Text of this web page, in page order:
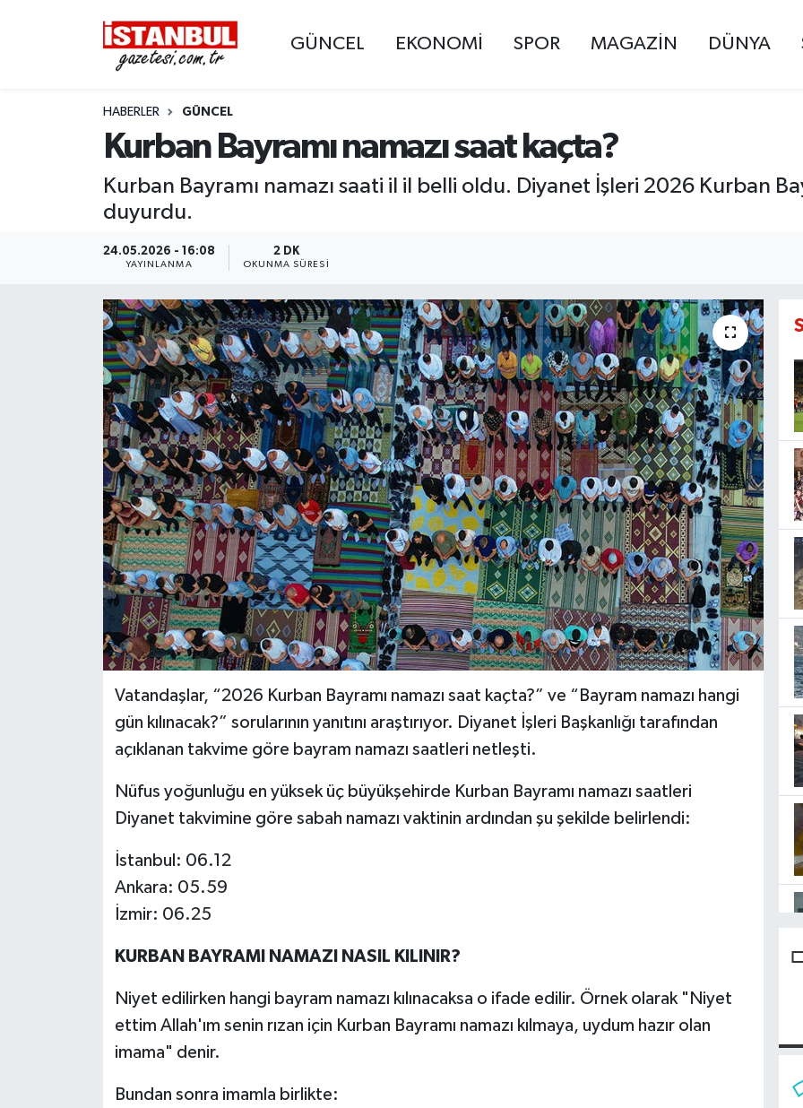
GÜNCEL EKONOMİ SPOR MAGAZİN DÜNYA
HABERLER GÜNCEL
Kurban Bayramı namazı saat kaçta?
Kurban Bayramı namazı saati il il belli oldu. Diyanet İşleri 2026 Kurban
duyurdu.
24.05.2026 - 16:08
YAYINLANMA
2 DK
OKUNMA SÜRESI
Vatandaşlar, “2026 Kurban Bayramı namazı saat kaçta?” ve “Bayram namazı hangi
gün kılınacak?” sorularının yanıtını araştırıyor. Diyanet İşleri Başkanlığı tarafından
açıklanan takvime göre bayram namazı saatleri netleşti.
Nüfus yoğunluğu en yüksek üç büyükşehirde Kurban Bayramı namazı saatleri
Diyanet takvimine göre sabah namazı vaktinin ardından şu şekilde belirlendi:
İstanbul: 06.12
Ankara: 05.59
İzmir: 06.25
KURBAN BAYRAMI NAMAZI NASIL KILINIR?
Niyet edilirken hangi bayram namazı kılınacaksa o ifade edilir. Örnek olarak "Niyet
ettim Allah'ım senin rızan için Kurban Bayramı namazı kılmaya, uydum hazır olan
imama" denir.
Bundan sonra imamla birlikte:
EKONOMİ
İSTANBUL
MAGAZİN
KÜLTÜR SANAT
SAĞLIK
BİLİM VE TEKNOLOJİ
OTOMOBİL
KURUMSAL
Nöbetçi Eczaneler
Hava Durumu
Trafik Durumu
Süper Lig Puan Durumu ve Fikstür
Tüm Manşetler
Son Dakika Haberleri
Haber Arşivi